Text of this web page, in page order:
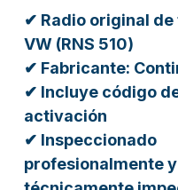
✔ Radio original
VW (RNS 510)
✔ Fabricante:
✔ Incluye código
activación
✔ Inspeccionado
profesionalmente y